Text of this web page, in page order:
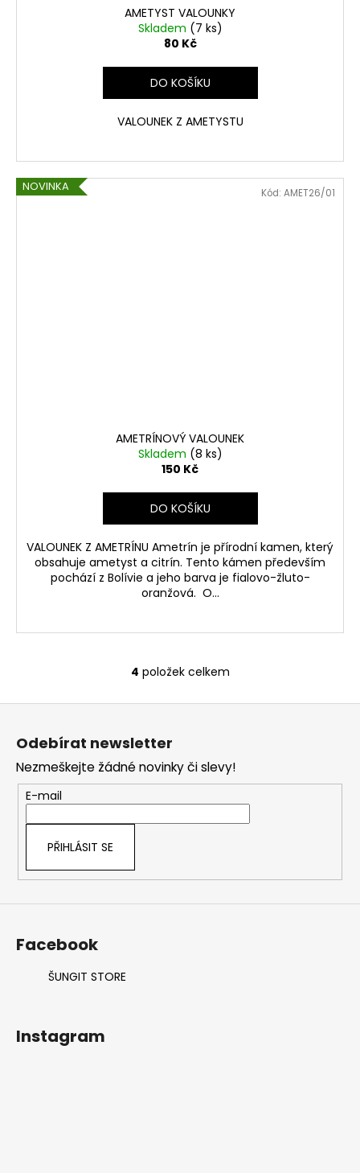
AMETYST VALOUNKY
Skladem (7 ks)
80 Kč
DO KOŠÍKU
VALOUNEK Z AMETYSTU
NOVINKA
AMETRÍNOVÝ VALOUNEK
Skladem (8 ks)
150 Kč
DO KOŠÍKU
VALOUNEK Z AMETRÍNU Ametrín je přírodní kamen, který
obsahuje ametyst a citrín. Tento kámen především
pochází z Bolívie a jeho barva je fialovo-žluto-
oranžová. O...
Kód: AMET26/01
O
v
a
c
í
p
k
v
4 položek celkem
Odebírat newsletter
Nezmeškejte žádné novinky či slevy!
E-mail
PŘIHLÁSIT SE
Facebook
ŠUNGIT STORE
Instagram